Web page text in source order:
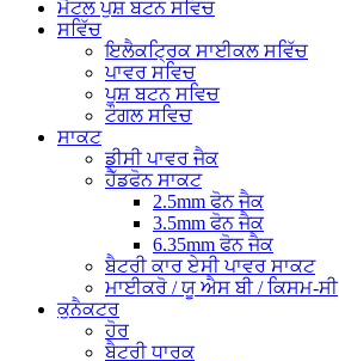
ਮੈਟਲ ਪੁਸ਼ ਬਟਨ ਸਵਿਚ
ਸਵਿੱਚ
ਇਲੈਕਟ੍ਰਿਕ ਸਾਈਕਲ ਸਵਿੱਚ
ਪਾਵਰ ਸਵਿਚ
ਪੁਸ਼ ਬਟਨ ਸਵਿਚ
ਟੌਗਲ ਸਵਿਚ
ਸਾਕਟ
ਡੀਸੀ ਪਾਵਰ ਜੈਕ
ਹੈੱਡਫੋਨ ਸਾਕਟ
2.5mm ਫੋਨ ਜੈਕ
3.5mm ਫੋਨ ਜੈਕ
6.35mm ਫੋਨ ਜੈਕ
ਬੈਟਰੀ ਕਾਰ ਏਸੀ ਪਾਵਰ ਸਾਕਟ
ਮਾਈਕਰੋ / ਯੂ ਐਸ ਬੀ / ਕਿਸਮ-ਸੀ
ਕੁਨੈਕਟਰ
ਹੋਰ
ਬੈਟਰੀ ਧਾਰਕ